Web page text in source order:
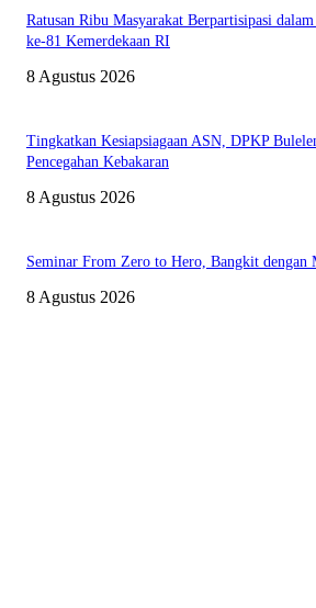
Ratusan Ribu Masyarakat Berpartisipasi
ke-81 Kemerdekaan RI
8 Agustus 2026
Tingkatkan Kesiapsiagaan ASN, DPKP
Pencegahan Kebakaran
8 Agustus 2026
Seminar From Zero to Hero, Bangkit dengan
8 Agustus 2026